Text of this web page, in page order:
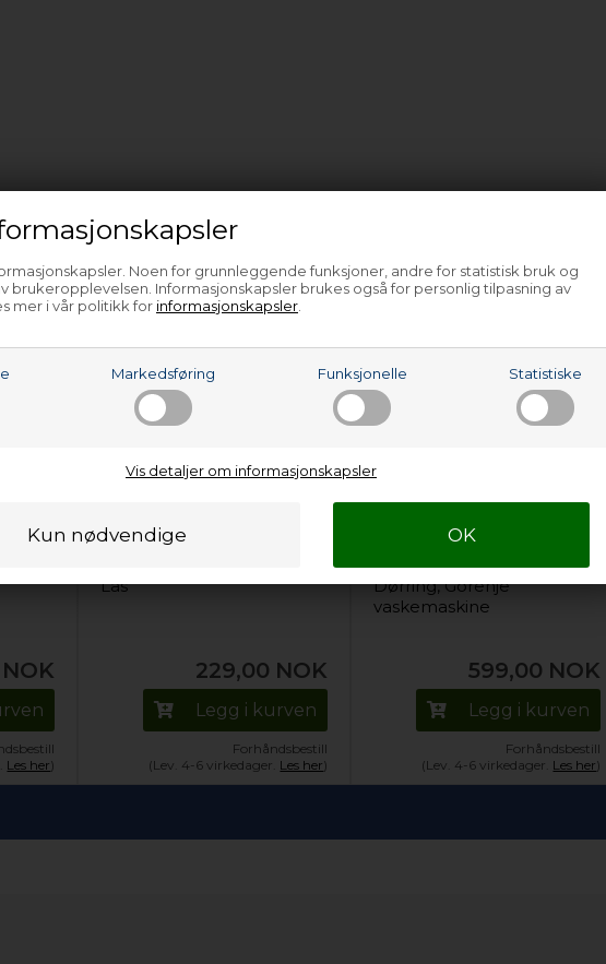
Noen for grunnleggende funksjoner, andre for statistisk bruk og
brukeropplevelsen. Informasjonskapsler brukes også for personlig tilpasning av
mer i vår politikk for informasjonskapsler
Markedsføring Funksjonelle Statistiske
Vis detaljer om informasjonskapsler
NOK
Les her)
Lås
229,00 NOK
Legg i kurven
Forhåndsbestill
(Lev. 4-6 virkedager. Les her)
Dørring, Gorenje
vaskemaskine
599,00 NOK
Legg i kurven
Forhåndsbestill
(Lev. 4-6 virkedager. Les her)